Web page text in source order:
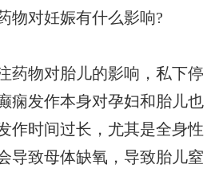
物对妊娠有什么影响?
药物对胎儿的影响，私下停
痫发作本身对孕妇和胎儿也
作时间过长，尤其是全身性
导致母体缺氧，导致胎儿窒